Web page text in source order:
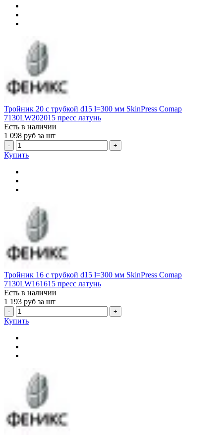
Тройник 20 с трубкой d15 l=300 мм SkinPress Comap
7130LW202015 пресс латунь
Есть в наличии
1 098 руб за шт
- +
Купить
Тройник 16 с трубкой d15 l=300 мм SkinPress Comap
7130LW161615 пресс латунь
Есть в наличии
1 193 руб за шт
- +
Купить